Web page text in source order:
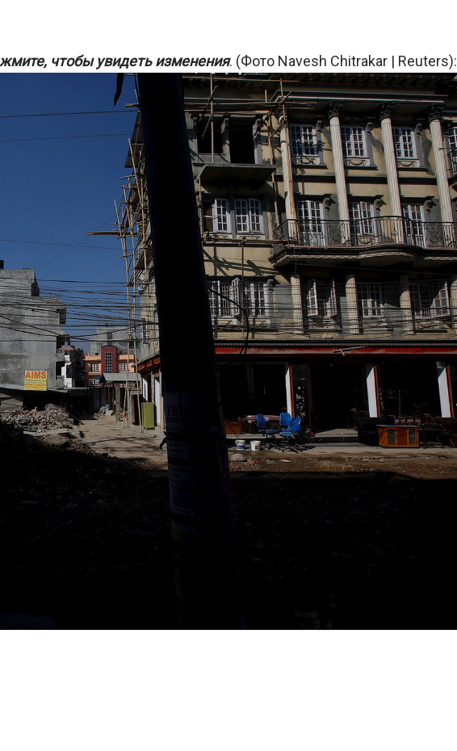
чтобы увидеть изменения. (Фото Navesh Chitrakar | Reuters):